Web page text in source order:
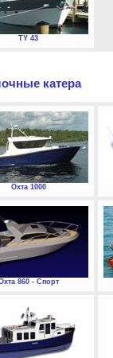
TY 43
катера
Охта 1000
860 - Спорт